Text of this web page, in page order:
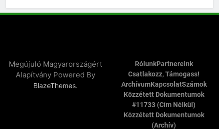
Megújuló Magyarországért
Alapítvány Powered By
BlazeThemes.
RólunkPartnereink
Csatlakozz, Támogass!
ArchívumKapcsolatSzámok
Közzétett Dokumentumok
#11733 (cím Nélkül)
Közzétett Dokumentumok
(archív)